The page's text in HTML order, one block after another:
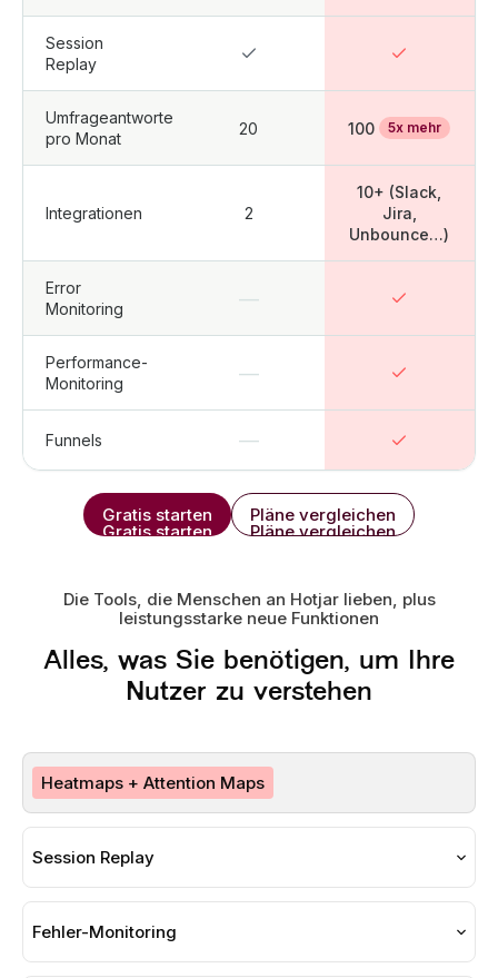
Session
Replay
Umfrageantworten
pro Monat
20 100 5x mehr
Integrationen 2
10+ (Slack,
Jira,
Unbounce…)
Error
Monitoring
—
Performance-
Monitoring
—
Funnels —
Gratis starten
Gratis starten
Pläne vergleichen
Pläne vergleichen
Die Tools, die Menschen an Hotjar lieben, plus
leistungsstarke neue Funktionen
Alles, was Sie benötigen, um Ihre
Nutzer zu verstehen
Heatmaps + Attention Maps
Sehen Sie, wo Nutzer klicken, mit der Maus
verweilen und scrollen, jetzt mit Attention Maps,
aufzeigen.
Session Replay
Spielen Sie echte Benutzersitzungen ab.
Erkennen Sie Schwierigkeiten, Fehler und
Fehler-Monitoring
Erkennen Sie JavaScript-Fehler, bevor sie Ihre